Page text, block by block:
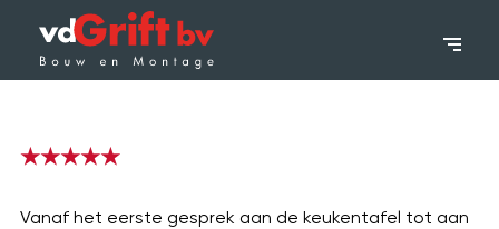
★★★★★
Vanaf het eerste gesprek aan de keukentafel tot aan